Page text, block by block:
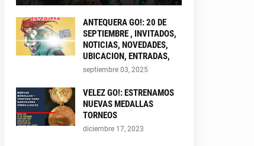
ANTEQUERA GO!: 20 DE
SEPTIEMBRE , INVITADOS,
NOTICIAS, NOVEDADES,
UBICACION, ENTRADAS,
septiembre 03, 2025
VELEZ GO!: ESTRENAMOS
NUEVAS MEDALLAS
TORNEOS
diciembre 17, 2023